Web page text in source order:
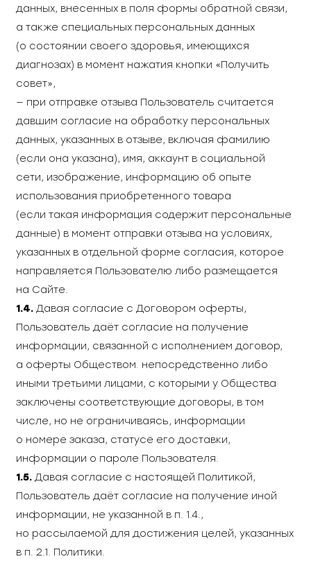
данных, внесенных в поля формы обратной связи,
а также специальных персональных данных
(о состоянии своего здоровья, имеющихся
диагнозах) в момент нажатия кнопки «Получить
совет»,
— при отправке отзыва Пользователь считается
давшим согласие на обработку персональных
данных, указанных в отзыве, включая фамилию
(если она указана), имя, аккаунт в социальной
сети, изображение, информацию об опыте
использования приобретенного товара
(если такая информация содержит персональные
данные) в момент отправки отзыва на условиях,
указанных в отдельной форме согласия, которое
направляется Пользователю либо размещается
на Сайте.
1.4. Давая согласие с Договором оферты,
Пользователь даёт согласие на получение
информации, связанной с исполнением договор,
а оферты Обществом. непосредственно либо
иными третьими лицами, с которыми у Общества
заключены соответствующие договоры, в том
числе, но не ограничиваясь, информации
о номере заказа, статусе его доставки,
информации о пароле Пользователя.
1.5. Давая согласие с настоящей Политикой,
Пользователь даёт согласие на получение иной
информации, не указанной в п. 1.4.,
но рассылаемой для достижения целей, указанных
в п. 2.1. Политики.